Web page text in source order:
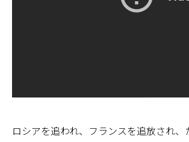
ロシアを追われ、フランスを追放され、